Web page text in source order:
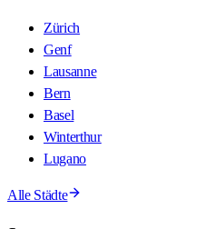
Zürich
Genf
Lausanne
Bern
Basel
Winterthur
Lugano
Alle Städte